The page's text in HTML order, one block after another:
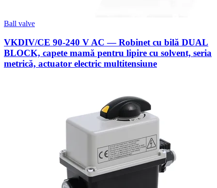
Ball valve
VKDIV/CE 90-240 V AC — Robinet cu bilă DUAL
BLOCK, capete mamă pentru lipire cu solvent, seria
metrică, actuator electric multitensiune